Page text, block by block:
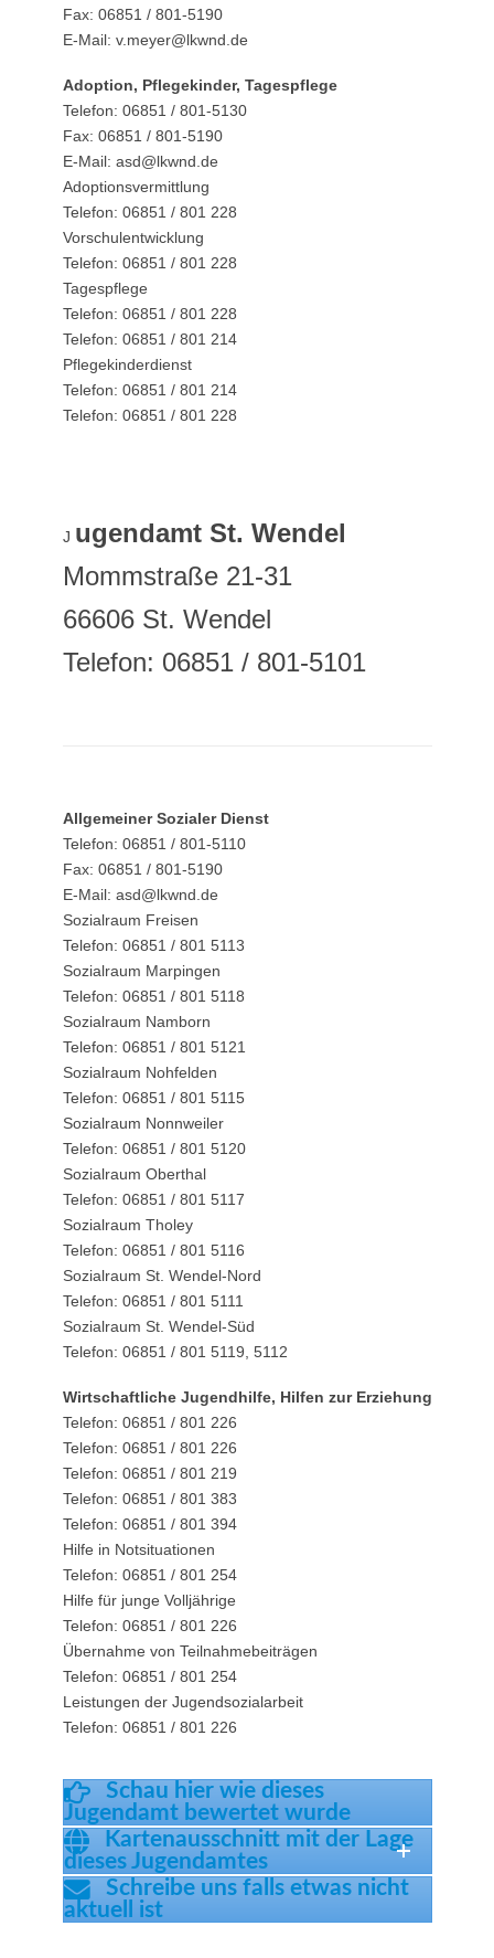
Fax: 06851 / 801-5190
E-Mail: v.meyer@lkwnd.de
Adoption, Pflegekinder, Tagespflege
Telefon: 06851 / 801-5130
Fax: 06851 / 801-5190
E-Mail: asd@lkwnd.de
Adoptionsvermittlung
Telefon: 06851 / 801 228
Vorschulentwicklung
Telefon: 06851 / 801 228
Tagespflege
Telefon: 06851 / 801 228
Telefon: 06851 / 801 214
Pflegekinderdienst
Telefon: 06851 / 801 214
Telefon: 06851 / 801 228
J ugendamt St. Wendel
Mommstraße 21-31
66606 St. Wendel
Telefon: 06851 / 801-5101
Allgemeiner Sozialer Dienst
Telefon: 06851 / 801-5110
Fax: 06851 / 801-5190
E-Mail: asd@lkwnd.de
Sozialraum Freisen
Telefon: 06851 / 801 5113
Sozialraum Marpingen
Telefon: 06851 / 801 5118
Sozialraum Namborn
Telefon: 06851 / 801 5121
Sozialraum Nohfelden
Telefon: 06851 / 801 5115
Sozialraum Nonnweiler
Telefon: 06851 / 801 5120
Sozialraum Oberthal
Telefon: 06851 / 801 5117
Sozialraum Tholey
Telefon: 06851 / 801 5116
Sozialraum St. Wendel-Nord
Telefon: 06851 / 801 5111
Sozialraum St. Wendel-Süd
Telefon: 06851 / 801 5119, 5112
Wirtschaftliche Jugendhilfe, Hilfen zur Erziehung
Telefon: 06851 / 801 226
Telefon: 06851 / 801 226
Telefon: 06851 / 801 219
Telefon: 06851 / 801 383
Telefon: 06851 / 801 394
Hilfe in Notsituationen
Telefon: 06851 / 801 254
Hilfe für junge Volljährige
Telefon: 06851 / 801 226
Übernahme von Teilnahmebeiträgen
Telefon: 06851 / 801 254
Leistungen der Jugendsozialarbeit
Telefon: 06851 / 801 226
Schau hier wie dieses
Jugendamt bewertet wurde
Kartenausschnitt mit der Lage
dieses Jugendamtes
Schreibe uns falls etwas nicht
aktuell ist